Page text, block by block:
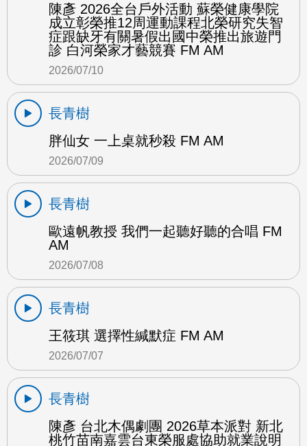
陳彥 2026全台戶外活動 蘇榮健康學院
成立彰榮推12周運動課程北榮研究失智
症跟缺牙有關暑假出國中榮推出旅遊門
診 白河榮家才藝競賽 FM AM
2026/07/10
長青樹
胖仙女 一上桌就秒殺 FM AM
2026/07/09
長青樹
歐遠帆教授 我們一起聽好聽的合唱 FM
AM
2026/07/08
長青樹
王筱琪 選擇性緘默症 FM AM
2026/07/07
長青樹
陳彥 台北木偶劇團 2026草本派對 新北
桃竹苗南嘉雲台東榮服處協助就業說明